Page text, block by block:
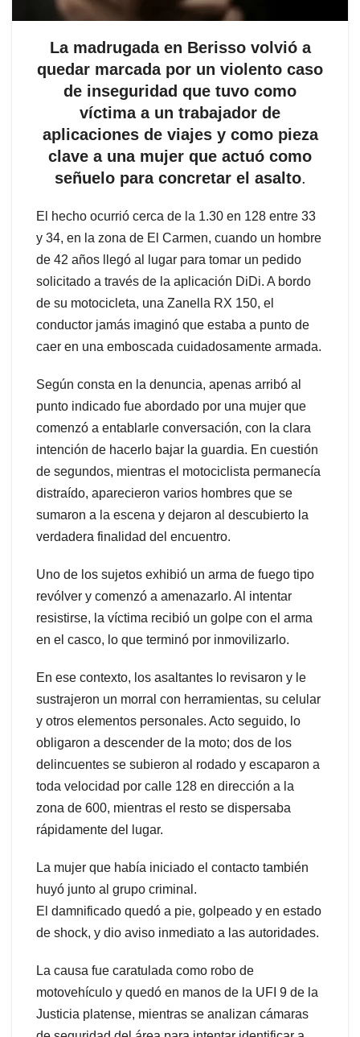
La madrugada en Berisso volvió a
quedar marcada por un violento caso
de inseguridad que tuvo como
víctima a un trabajador de
aplicaciones de viajes y como pieza
clave a una mujer que actuó como
señuelo para concretar el asalto.
El hecho ocurrió cerca de la 1.30 en 128 entre 33
y 34, en la zona de El Carmen, cuando un hombre
de 42 años llegó al lugar para tomar un pedido
solicitado a través de la aplicación DiDi. A bordo
de su motocicleta, una Zanella RX 150, el
conductor jamás imaginó que estaba a punto de
caer en una emboscada cuidadosamente armada.
Según consta en la denuncia, apenas arribó al
punto indicado fue abordado por una mujer que
comenzó a entablarle conversación, con la clara
intención de hacerlo bajar la guardia. En cuestión
de segundos, mientras el motociclista permanecía
distraído, aparecieron varios hombres que se
sumaron a la escena y dejaron al descubierto la
verdadera finalidad del encuentro.
Uno de los sujetos exhibió un arma de fuego tipo
revólver y comenzó a amenazarlo. Al intentar
resistirse, la víctima recibió un golpe con el arma
en el casco, lo que terminó por inmovilizarlo.
En ese contexto, los asaltantes lo revisaron y le
sustrajeron un morral con herramientas, su celular
y otros elementos personales. Acto seguido, lo
obligaron a descender de la moto; dos de los
delincuentes se subieron al rodado y escaparon a
toda velocidad por calle 128 en dirección a la
zona de 600, mientras el resto se dispersaba
rápidamente del lugar.
La mujer que había iniciado el contacto también
huyó junto al grupo criminal.
El damnificado quedó a pie, golpeado y en estado
de shock, y dio aviso inmediato a las autoridades.
La causa fue caratulada como robo de
motovehículo y quedó en manos de la UFI 9 de la
Justicia platense, mientras se analizan cámaras